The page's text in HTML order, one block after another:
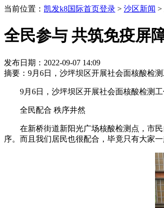
当前位置： 凯发k8国际首页登录 > 沙区新闻 >
全民参与 共筑免疫屏
发布日期：2022-09-07 14:09
摘要：9月6日，沙坪坝区开展社会面核酸检
9月6日，沙坪坝区开展社会面核酸检测
全民配合 秩序井然
在新桥街道新阳光广场核酸检测点，市
序。而且我们居民也很配合，毕竟只有大家